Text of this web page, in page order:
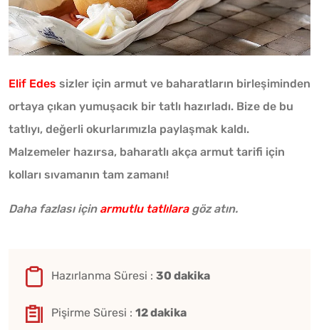
Elif Edes sizler için armut ve baharatların birleşiminden
ortaya çıkan yumuşacık bir tatlı hazırladı. Bize de bu
tatlıyı, değerli okurlarımızla paylaşmak kaldı.
Malzemeler hazırsa, baharatlı akça armut tarifi için
kolları sıvamanın tam zamanı!
Daha fazlası için armutlu tatlılaragöz atın.
Hazırlanma Süresi : 30 dakika
Pişirme Süresi : 12 dakika